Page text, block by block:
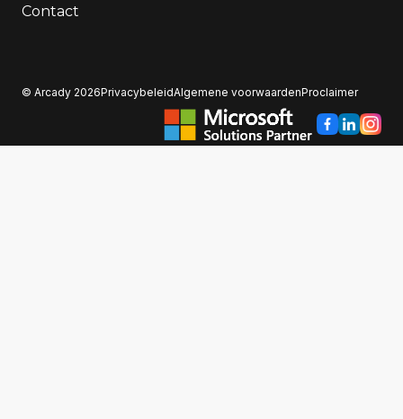
Contact
© Arcady 2026PrivacybeleidAlgemene voorwaardenProclaimer